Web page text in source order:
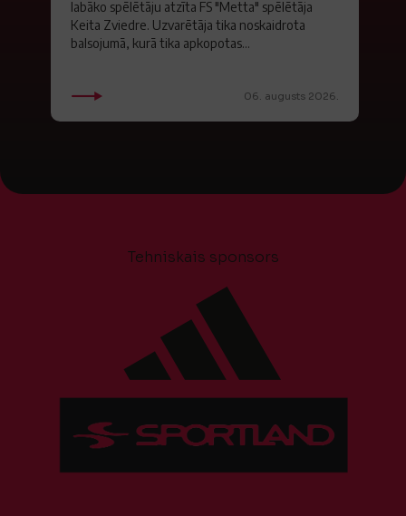
labāko spēlētāju atzīta FS "Metta" spēlētāja
Keita Zviedre. Uzvarētāja tika noskaidrota
balsojumā, kurā tika apkopotas...
06. augusts 2026.
Tehniskais sponsors